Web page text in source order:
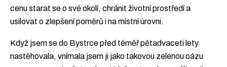
cenu starat se o své okolí, chránit životní prostředí a
usilovat o zlepšení poměrů i na místní úrovni.
Když jsem se do Bystrce před téměř pětadvaceti lety
nastěhovala, vnímala jsem ji jako takovou zelenou oázu